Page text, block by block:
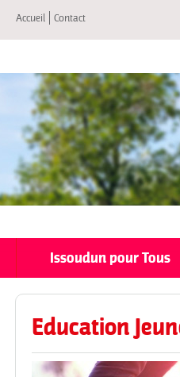
Accueil Contact
Issoudun pour Tous
Education